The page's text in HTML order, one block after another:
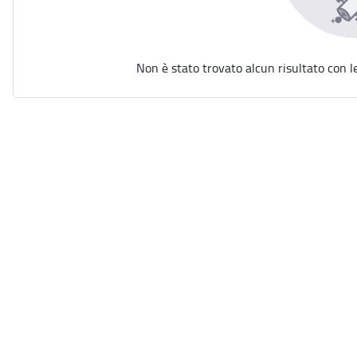
Non è stato trovato alcun risultato con